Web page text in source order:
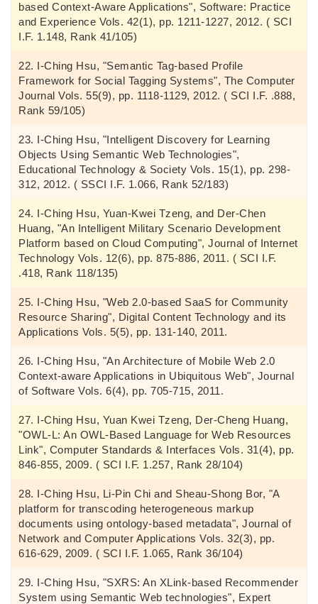
based Context-Aware Applications", Software: Practice
and Experience Vols. 42(1), pp. 1211-1227, 2012. ( SCI
I.F. 1.148, Rank 41/105)
I-Ching Hsu, "Semantic Tag-based Profile
Framework for Social Tagging Systems", The Computer
Journal Vols. 55(9), pp. 1118-1129, 2012. ( SCI I.F. .888,
Rank 59/105)
I-Ching Hsu, "Intelligent Discovery for Learning
Objects Using Semantic Web Technologies",
Educational Technology & Society Vols. 15(1), pp. 298-
312, 2012. ( SSCI I.F. 1.066, Rank 52/183)
I-Ching Hsu, Yuan-Kwei Tzeng, and Der-Chen
Huang, "An Intelligent Military Scenario Development
Platform based on Cloud Computing", Journal of Internet
Technology Vols. 12(6), pp. 875-886, 2011. ( SCI I.F.
.418, Rank 118/135)
I-Ching Hsu, "Web 2.0-based SaaS for Community
Resource Sharing", Digital Content Technology and its
Applications Vols. 5(5), pp. 131-140, 2011.
I-Ching Hsu, "An Architecture of Mobile Web 2.0
Context-aware Applications in Ubiquitous Web", Journal
of Software Vols. 6(4), pp. 705-715, 2011.
I-Ching Hsu, Yuan Kwei Tzeng, Der-Cheng Huang,
"OWL-L: An OWL-Based Language for Web Resources
Link", Computer Standards & Interfaces Vols. 31(4), pp.
846-855, 2009. ( SCI I.F. 1.257, Rank 28/104)
I-Ching Hsu, Li-Pin Chi and Sheau-Shong Bor, "A
platform for transcoding heterogeneous markup
documents using ontology-based metadata", Journal of
Network and Computer Applications Vols. 32(3), pp.
616-629, 2009. ( SCI I.F. 1.065, Rank 36/104)
I-Ching Hsu, "SXRS: An XLink-based Recommender
System using Semantic Web technologies", Expert